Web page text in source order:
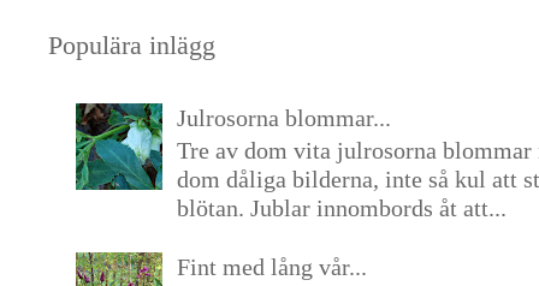
Populära inlägg
Julrosorna blommar...
Tre av dom vita julrosorna blommar
dom dåliga bilderna, inte så kul att
blötan. Jublar innombords åt att...
Fint med lång vår...